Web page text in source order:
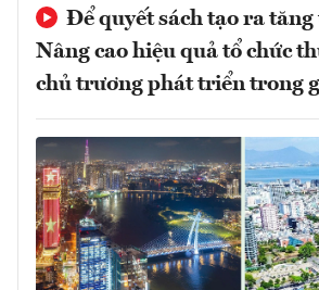
Để quyết sách tạo ra
Nâng cao hiệu quả tổ chức
chủ trương phát triển trong